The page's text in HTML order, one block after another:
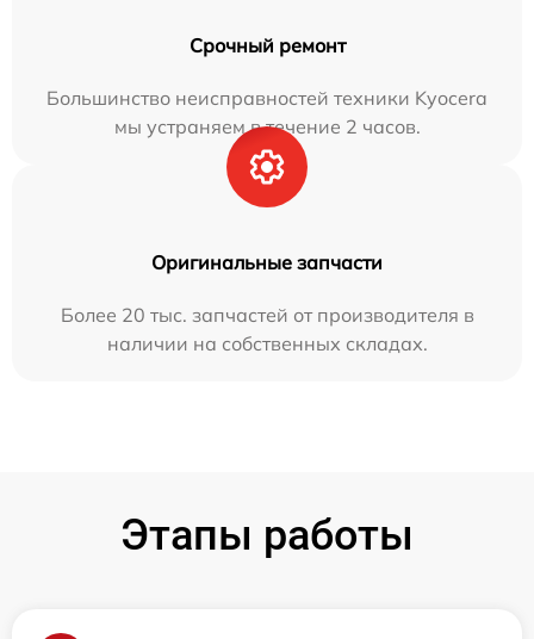
Срочный ремонт
Большинство неисправностей техники Kyocera
мы устраняем в течение 2 часов.
Оригинальные запчасти
Более 20 тыс. запчастей от производителя в
наличии на собственных складах.
Этапы работы